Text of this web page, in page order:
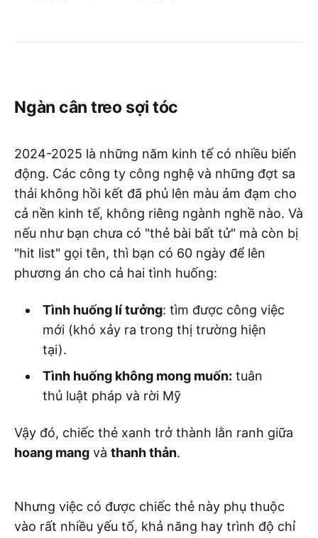
Ngàn cân treo sợi tóc
2024-2025 là những năm kinh tế có nhiều biến
động. Các công ty công nghệ và những đợt sa
thải không hồi kết đã phủ lên màu ảm đạm cho
cả nền kinh tế, không riêng ngành nghề nào. Và
nếu như bạn chưa có "thẻ bài bất tử" mà còn bị
"hit list" gọi tên, thì bạn có 60 ngày để lên
phương án cho cả hai tình huống:
Tình huống lí tưởng: tìm được công việc
mới (khó xảy ra trong thị trường hiện
tại).
Tình huống không mong muốn: tuân
thủ luật pháp và rời Mỹ
Vậy đó, chiếc thẻ xanh trở thành lằn ranh giữa
hoang mang và thanh thản.
Nhưng việc có được chiếc thẻ này phụ thuộc
vào rất nhiều yếu tố, khả năng hay trình độ chỉ